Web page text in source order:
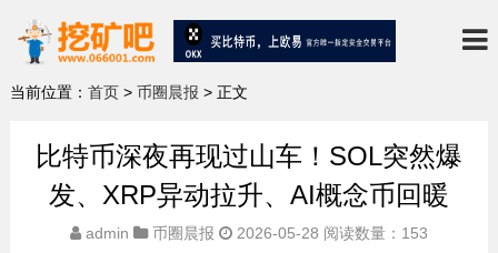
当前位置： 首页> 币圈晨报 > 正文
比特币深夜再现过山车！SOL突然爆
发、XRP异动拉升、AI概念币回暖
admin 币圈晨报 2026-05-28 阅读数量：153